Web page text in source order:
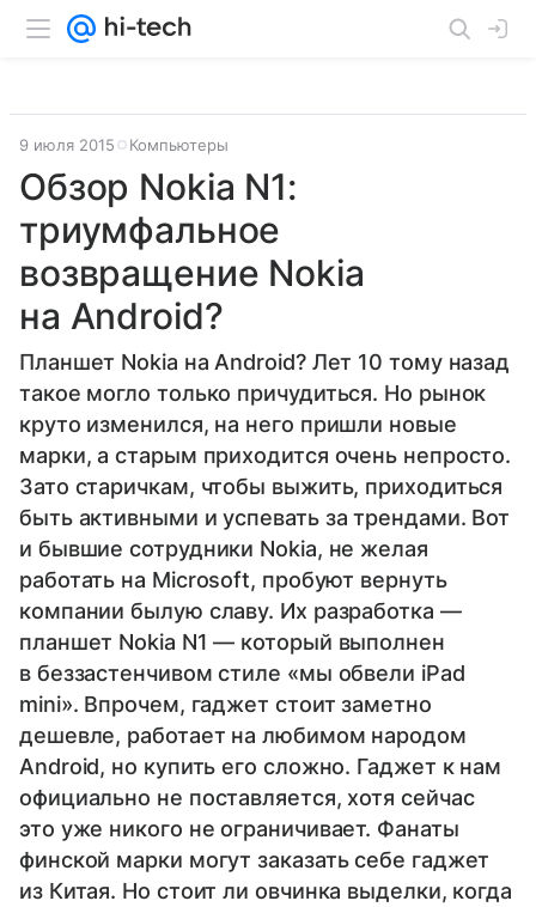
9 июля 2015 Компьютеры
Обзор Nokia N1:
триумфальное
возвращение Nokia
на Android?
Планшет Nokia на Android? Лет 10 тому назад
такое могло только причудиться. Но рынок
круто изменился, на него пришли новые
марки, а старым приходится очень непросто.
Зато старичкам, чтобы выжить, приходиться
быть активными и успевать за трендами. Вот
и бывшие сотрудники Nokia, не желая
работать на Microsoft, пробуют вернуть
компании былую славу. Их разработка —
планшет Nokia N1 — который выполнен
в беззастенчивом стиле «мы обвели iPad
mini». Впрочем, гаджет стоит заметно
дешевле, работает на любимом народом
Android, но купить его сложно. Гаджет к нам
официально не поставляется, хотя сейчас
это уже никого не ограничивает. Фанаты
финской марки могут заказать себе гаджет
из Китая. Но стоит ли овчинка выделки, когда